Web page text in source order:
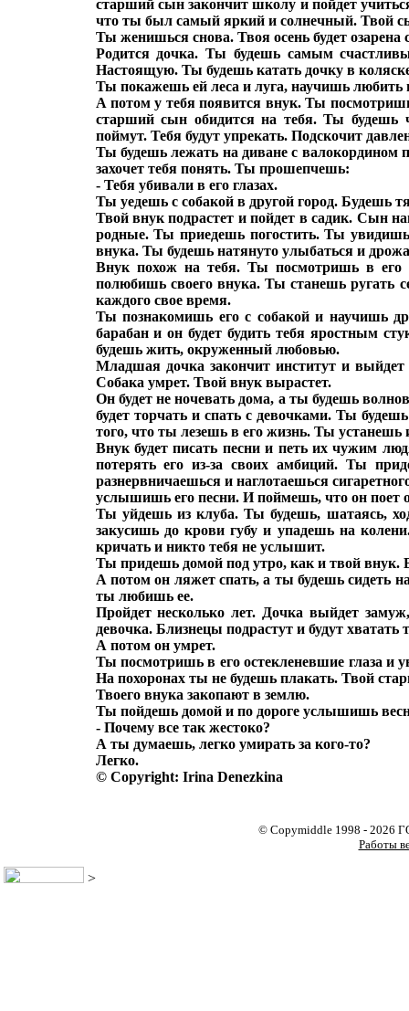
старший сын закончит школу и пойдет
что ты был самый яркий и солнечный. Твой
Ты женишься снова. Твоя осень будет
Родится дочка. Ты будешь самым
Настоящую. Ты будешь катать дочку в
Ты покажешь ей леса и луга, научишь любить
А потом у тебя появится внук. Ты
старший сын обидится на тебя. Ты будешь
поймут. Тебя будут упрекать. Подскочит
Ты будешь лежать на диване с валокордином
захочет тебя понять. Ты прошепчешь:
- Тебя убивали в его глазах.
Ты уедешь с собакой в другой город. Будешь
Твой внук подрастет и пойдет в садик. Сын
родные. Ты приедешь погостить. Ты
внука. Ты будешь натянуто улыбаться и
Внук похож на тебя. Ты посмотришь в
полюбишь своего внука. Ты станешь ругать
каждого свое время.
Ты познакомишь его с собакой и научишь
барабан и он будет будить тебя яростным
будешь жить, окруженный любовью.
Младшая дочка закончит институт и
Собака умрет. Твой внук вырастет.
Он будет не ночевать дома, а ты будешь
будет торчать и спать с девочками. Ты
того, что ты лезешь в его жизнь. Ты
Внук будет писать песни и петь их чужим
потерять его из-за своих амбиций. Ты
разнервничаешься и наглотаешься
услышишь его песни. И поймешь, что он поет
Ты уйдешь из клуба. Ты будешь, шатаясь,
закусишь до крови губу и упадешь на
кричать и никто тебя не услышит.
Ты придешь домой под утро, как и твой
А потом он ляжет спать, а ты будешь сидеть
ты любишь ее.
Пройдет несколько лет. Дочка выйдет
девочка. Близнецы подрастут и будут хватать
А потом он умрет.
Ты посмотришь в его остекленевшие глаза и
На похоронах ты не будешь плакать. Твой
Твоего внука закопают в землю.
Ты пойдешь домой и по дороге услышишь
- Почему все так жестоко?
А ты думаешь, легко умирать за кого-то?
Легко.
© Copyright: Irina Denezkina
© Copymiddle 1998 - 2026
Работы
>